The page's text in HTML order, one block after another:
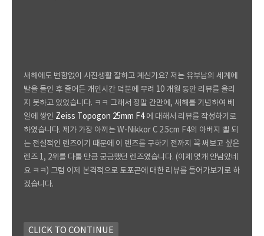
새해에도 변함없이 사진생활 잘하고 계신가요? 저는 유부남의 세계에
발을 들인 후 줄어든 개인시간 덕분에 무려 10 개월 동안 리뷰를 올리
지 못하고 있었습니다. ㅋㅋ 그래서 정말 간만에, 새해를 기념하여 베
일에 쌓인 Zeiss Topogon 25mm F4에 대해서 리뷰를 작성하기로
하였습니다. 제가 가장 아끼는 W-Nikkor C 2.5cm F4의 아버지 뻘 되
는 전설적인 렌즈이기 때문에 이 렌즈를 구하기 전까지 꼭 써보고 싶은
렌즈 1, 2위를 다툴 만큼 궁금했던 렌즈였습니다. (이제 몇개 안남았네
요 ㅋㅋ) 그럼 이제 본격적으로 토포곤에 대한 리뷰를 들어가보기로 하
겠습니다.
CLICK TO CONTINUE